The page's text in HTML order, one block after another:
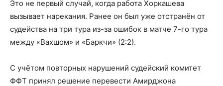
Это не первый случай, когда работа Хоркашева
вызывает нарекания. Ранее он был уже отстранён от
судейства на три тура из-за ошибок в матче 7-го тура
между «Вахшом» и «Баркчи» (2:2).
С учётом повторных нарушений судейский комитет
ФФТ принял решение перевести Амирджона